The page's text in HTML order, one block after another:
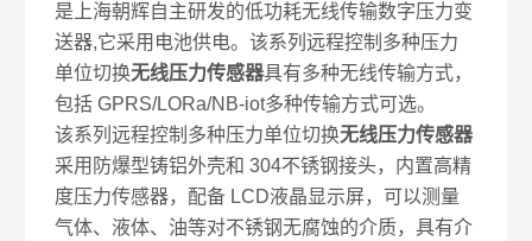
是上海朝辉自主研发的低功耗无线传输数字压力变
送器,它采用电池供电。该系列远程控制 多种压力
单位切换无线压力传感器具有多种无线传输方式，
包括 GPRS/LORa/NB-iot多种传输方式可选。
该系列远程控制 多种压力单位切换无线压力传感器
采用防爆型铸铝外壳和 304不锈钢接头，内置高精
度压力传感器，配备 LCD液晶显示屏，可以测量
气体、液体、油等对不锈钢无腐蚀的介质，具有介